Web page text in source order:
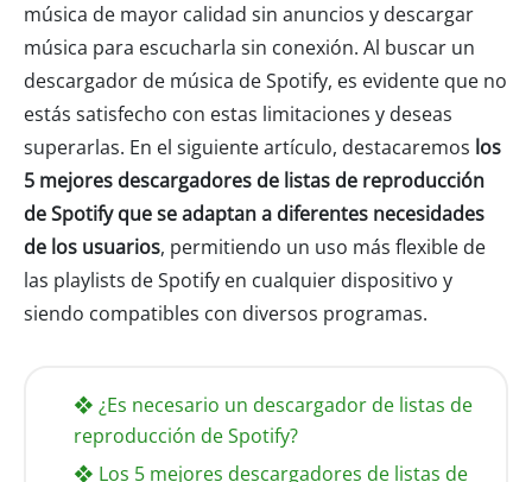
música de mayor calidad sin anuncios y descargar
música para escucharla sin conexión. Al buscar un
descargador de música de Spotify, es evidente que no
estás satisfecho con estas limitaciones y deseas
superarlas. En el siguiente artículo, destacaremos los
5 mejores descargadores de listas de reproducción
de Spotify que se adaptan a diferentes necesidades
de los usuarios, permitiendo un uso más flexible de
las playlists de Spotify en cualquier dispositivo y
siendo compatibles con diversos programas.
❖ ¿Es necesario un descargador de listas de
reproducción de Spotify?
❖ Los 5 mejores descargadores de listas de